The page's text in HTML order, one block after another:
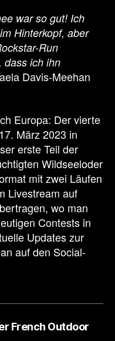
war so gut! Ich
Hinterkopf, aber
Run
dass ich ihn
Davis-Meehan
Europa: Der vierte
März 2023 in
erste Teil der
Wildseeloder
mit zwei Läufen
Livestream auf
wo man
Contests in
Updates zur
auf den Social-
French Outdoor